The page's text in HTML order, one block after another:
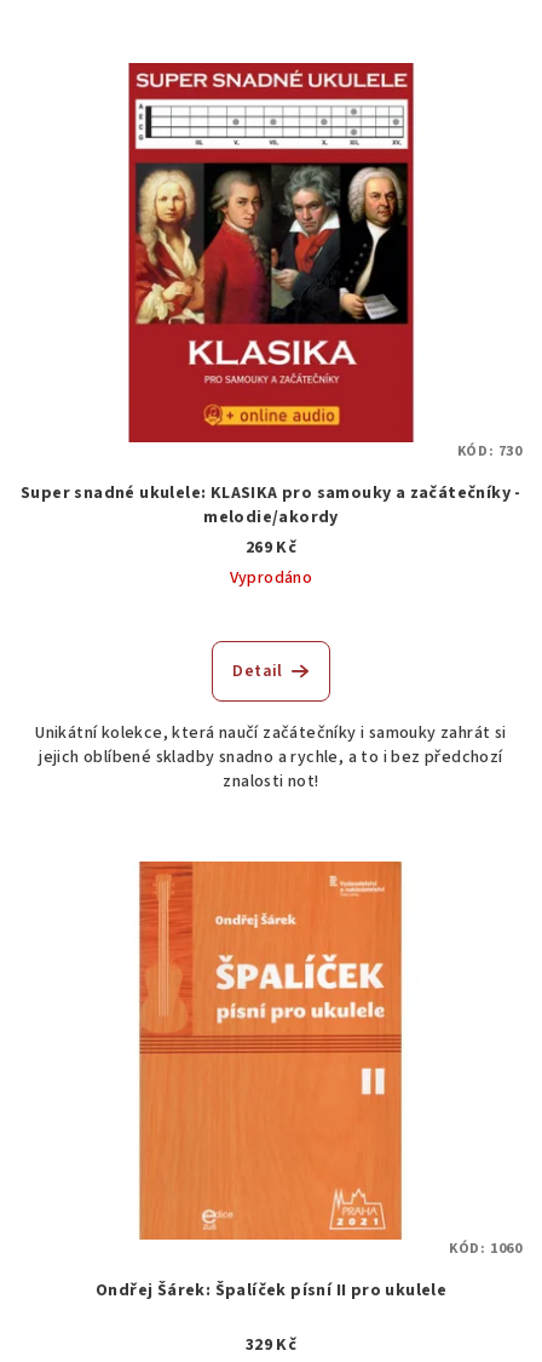
Super snadné ukulele: KLASIKA pro samouky a začátečníky -
melodie/akordy
269 Kč
Vyprodáno
Detail
Unikátní kolekce, která naučí začátečníky i samouky zahrát si
jejich oblíbené skladby snadno a rychle, a to i bez předchozí
znalosti not!
KÓD: 730
Ondřej Šárek: Špalíček písní II pro ukulele
329 Kč
KÓD: 1060